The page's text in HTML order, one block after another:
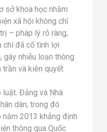
sở khoa học nhằm
xã hội không chỉ
– pháp lý rõ ràng,
chí đã cố tình lợi
gây nhiễu loạn thông
trần và kiên quyết
Đảng và Nhà
dân, trong đó
năm 2013 khẳng định
thông qua Quốc